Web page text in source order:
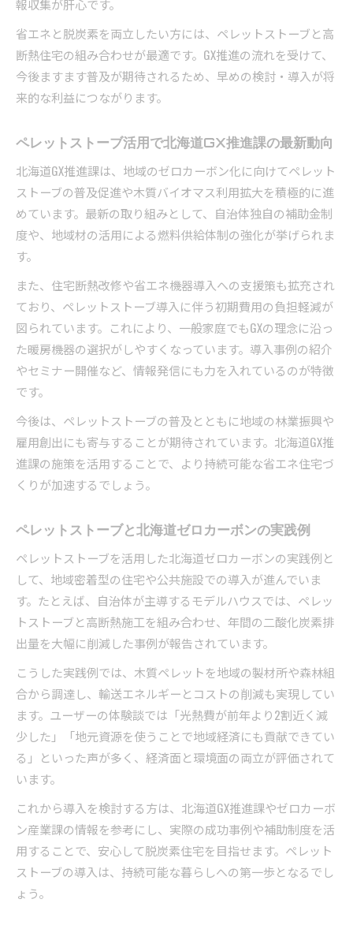
報収集が肝心です。
省エネと脱炭素を両立したい方には、ペレットストーブと高
断熱住宅の組み合わせが最適です。GX推進の流れを受けて、
今後ますます普及が期待されるため、早めの検討・導入が将
来的な利益につながります。
ペレットストーブ活用で北海道GX推進課の最新動向
北海道GX推進課は、地域のゼロカーボン化に向けてペレット
ストーブの普及促進や木質バイオマス利用拡大を積極的に進
めています。最新の取り組みとして、自治体独自の補助金制
度や、地域材の活用による燃料供給体制の強化が挙げられま
す。
また、住宅断熱改修や省エネ機器導入への支援策も拡充され
ており、ペレットストーブ導入に伴う初期費用の負担軽減が
図られています。これにより、一般家庭でもGXの理念に沿っ
た暖房機器の選択がしやすくなっています。導入事例の紹介
やセミナー開催など、情報発信にも力を入れているのが特徴
です。
今後は、ペレットストーブの普及とともに地域の林業振興や
雇用創出にも寄与することが期待されています。北海道GX推
進課の施策を活用することで、より持続可能な省エネ住宅づ
くりが加速するでしょう。
ペレットストーブと北海道ゼロカーボンの実践例
ペレットストーブを活用した北海道ゼロカーボンの実践例と
して、地域密着型の住宅や公共施設での導入が進んでいま
す。たとえば、自治体が主導するモデルハウスでは、ペレッ
トストーブと高断熱施工を組み合わせ、年間の二酸化炭素排
出量を大幅に削減した事例が報告されています。
こうした実践例では、木質ペレットを地域の製材所や森林組
合から調達し、輸送エネルギーとコストの削減も実現してい
ます。ユーザーの体験談では「光熱費が前年より2割近く減
少した」「地元資源を使うことで地域経済にも貢献できてい
る」といった声が多く、経済面と環境面の両立が評価されて
います。
これから導入を検討する方は、北海道GX推進課やゼロカーボ
ン産業課の情報を参考にし、実際の成功事例や補助制度を活
用することで、安心して脱炭素住宅を目指せます。ペレット
ストーブの導入は、持続可能な暮らしへの第一歩となるでし
ょう。